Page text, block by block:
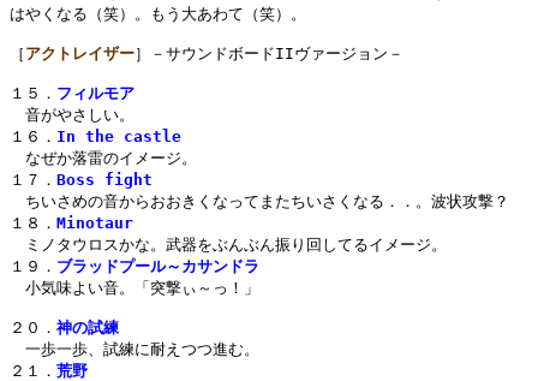
はやくなる（笑）。もう大あわて（笑）。
［ アクトレイザー］－サウンドボードIIヴァージョン－
１５． フィルモア
音がやさしい。
１６． In the castle
なぜか落雷のイメージ。
１７． Boss fight
ちいさめの音からおおきくなってまたちいさくなる．．。波状攻撃？
１８． Minotaur
ミノタウロスかな。武器をぶんぶん振り回してるイメージ。
１９． ブラッドプール～カサンドラ
小気味よい音。「突撃ぃ～っ！」
２０． 神の試練
一歩一歩、試練に耐えつつ進む。
２１． 荒野